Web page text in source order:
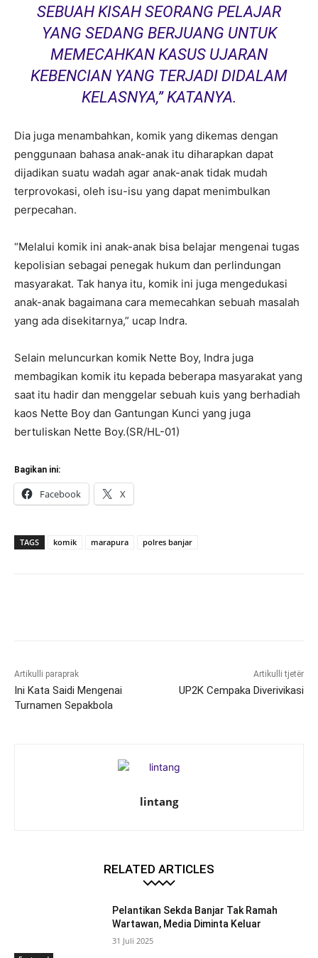
SEBUAH KISAH SEORANG PELAJAR
YANG SEDANG BERJUANG UNTUK
MEMECAHKAN KASUS UJARAN
KEBENCIAN YANG TERJADI DIDALAM
KELASNYA,” KATANYA.
Dia juga menambahkan, komik yang dikemas dengan
penggunaan bahasa anak-anak itu diharapkan dapat
dijadikan suatu wadah agar anak-anak tidak mudah
terprovokasi, oleh isu-isu yang dapat menimbulkan
perpecahan.
“Melalui komik ini anak-anak bisa belajar mengenai tugas
kepolisian sebagai penegak hukum dan perlindungan
masyarakat. Tak hanya itu, komik ini juga mengedukasi
anak-anak bagaimana cara memecahkan sebuah masalah
yang ada disekitarnya,” ucap Indra.
Selain meluncurkan komik Nette Boy, Indra juga
membagikan komik itu kepada beberapa masyarakat yang
saat itu hadir dan menggelar sebuah kuis yang berhadiah
kaos Nette Boy dan Gantungan Kunci yang juga
bertuliskan Nette Boy.(SR/HL-01)
Bagikan ini:
Facebook X
TAGS komik marapura polres banjar
Artikulli paraprak
Ini Kata Saidi Mengenai
Turnamen Sepakbola
Artikulli tjetër
UP2K Cempaka Diverivikasi
lintang
RELATED ARTICLES
Pelantikan Sekda Banjar Tak Ramah
Wartawan, Media Diminta Keluar
31 Juli 2025